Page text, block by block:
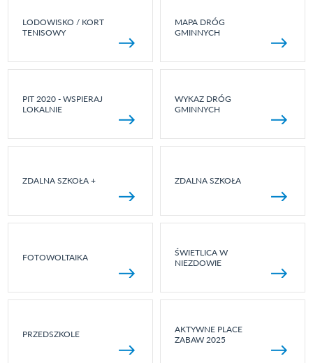
LODOWISKO / KORT
TENISOWY
MAPA DRÓG
GMINNYCH
PIT 2020 - WSPIERAJ
LOKALNIE
WYKAZ DRÓG
GMINNYCH
ZDALNA SZKOŁA + ZDALNA SZKOŁA
FOTOWOLTAIKA
ŚWIETLICA W
NIEZDOWIE
PRZEDSZKOLE
AKTYWNE PLACE
ZABAW 2025